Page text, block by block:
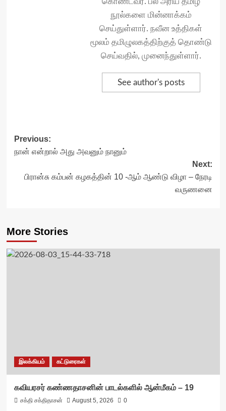
நூல்களை மின்னாக்கம்
செய்துள்ளார். நவீன உத்திகள்
மூலம் தமிழுலகத்திற்குத் தொண்டு
செய்வதில், முனைந்துள்ளார்.
See author's posts
Post
navigation
Previous:
நான் என்றால் அது அவனும் நானும்
Next:
பிரான்சு கம்பன் கழகத்தின் 10 -ஆம் ஆண்டு விழா – நேரடி
வருணனை
More Stories
இலக்கியம் கட்டுரைகள்
கவியரசர் கண்ணதாசனின் பாடல்களில் ஆன்மீகம் – 19
சக்தி சக்திதாசன் August 5, 2026 0